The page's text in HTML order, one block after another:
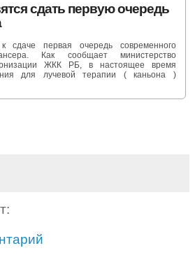
сдать первую очередь
сдаче первая очередь современного
Как сообщает министерство
ЖКК РБ, в настоящее время
для лучевой терапии ( каньона )